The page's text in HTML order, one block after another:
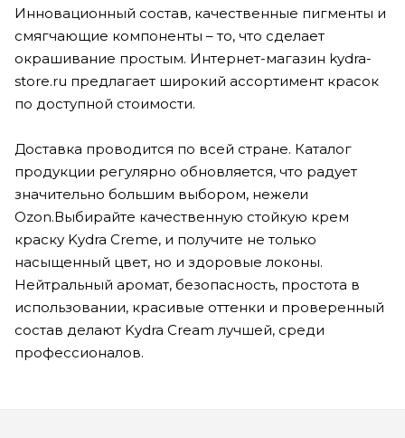
Инновационный состав, качественные пигменты и
смягчающие компоненты – то, что сделает
окрашивание простым. Интернет-магазин kydra-
store.ru предлагает широкий ассортимент красок
по доступной стоимости.
Доставка проводится по всей стране. Каталог
продукции регулярно обновляется, что радует
значительно большим выбором, нежели
Ozon.Выбирайте качественную стойкую крем
краску Kydra Creme, и получите не только
насыщенный цвет, но и здоровые локоны.
Нейтральный аромат, безопасность, простота в
использовании, красивые оттенки и проверенный
состав делают Kydra Cream лучшей, среди
профессионалов.